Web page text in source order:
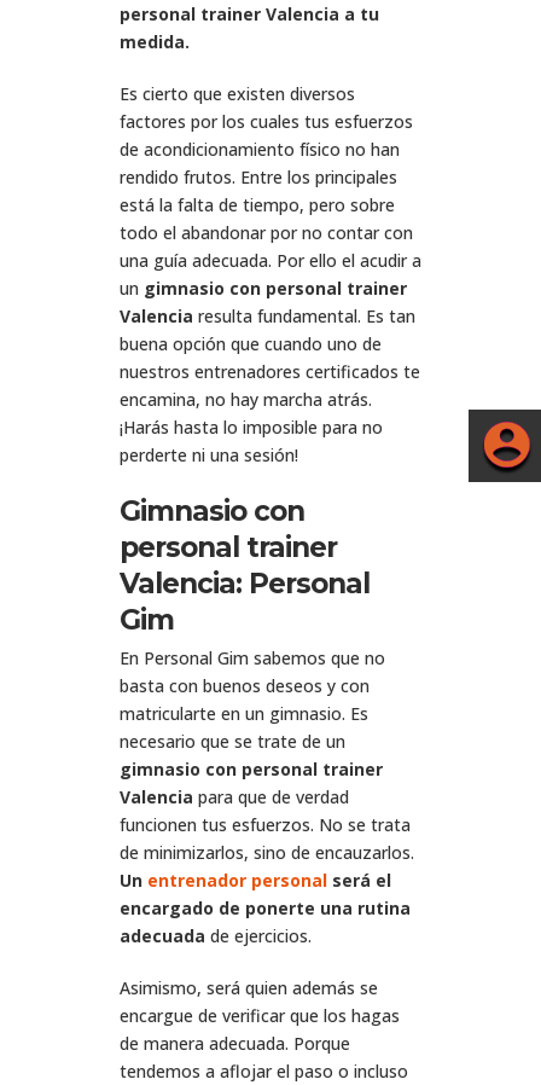
personal trainer Valencia a tu
medida.
Es cierto que existen diversos
factores por los cuales tus esfuerzos
de acondicionamiento físico no han
rendido frutos. Entre los principales
está la falta de tiempo, pero sobre
todo el abandonar por no contar con
una guía adecuada. Por ello el acudir a
un gimnasio con personal trainer
Valencia resulta fundamental. Es tan
buena opción que cuando uno de
nuestros entrenadores certificados te
encamina, no hay marcha atrás.
¡Harás hasta lo imposible para no
perderte ni una sesión!
Gimnasio con
personal trainer
Valencia: Personal
Gim
En Personal Gim sabemos que no
basta con buenos deseos y con
matricularte en un gimnasio. Es
necesario que se trate de un
gimnasio con personal trainer
Valencia para que de verdad
funcionen tus esfuerzos. No se trata
de minimizarlos, sino de encauzarlos.
Un entrenador personal será el
encargado de ponerte una rutina
adecuada de ejercicios.
Asimismo, será quien además se
encargue de verificar que los hagas
de manera adecuada. Porque
tendemos a aflojar el paso o incluso